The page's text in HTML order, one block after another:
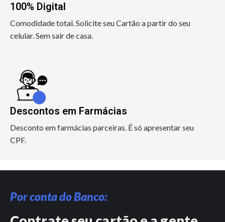
100% Digital
Comodidade total. Solicite seu Cartão a partir do seu
celular. Sem sair de casa.
Descontos em Farmácias
Desconto em farmácias parceiras. É só apresentar seu
CPF.
Por conta do Banco: